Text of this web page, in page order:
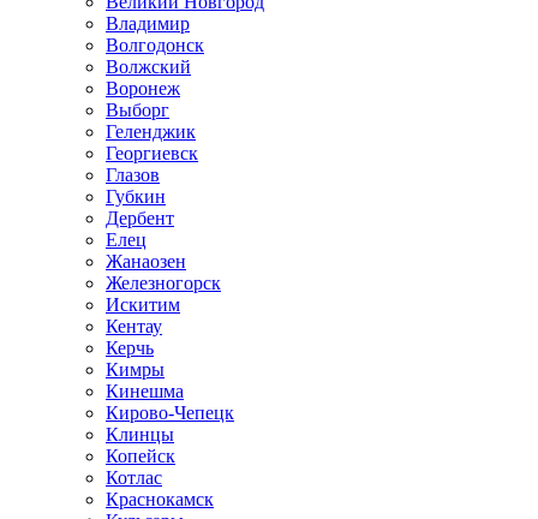
Владимир
Волгодонск
Волжский
Воронеж
Выборг
Геленджик
Георгиевск
Глазов
Губкин
Дербент
Елец
Жанаозен
Железногорск
Искитим
Кентау
Керчь
Кимры
Кинешма
Кирово-Чепецк
Клинцы
Копейск
Котлас
Краснокамск